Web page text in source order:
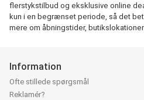
flerstykstilbud og eksklusive online
kun i en begrænset periode, så det
mere om åbningstider,
Information
Ofte stillede spørgsmål
Reklamér?